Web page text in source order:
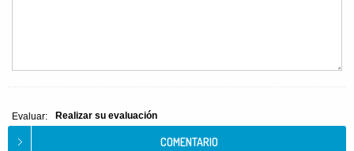
Evaluar: Realizar su evaluación